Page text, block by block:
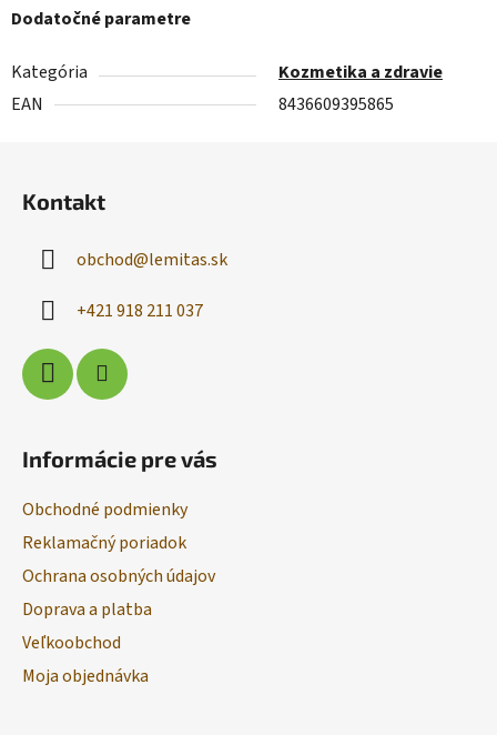
Dodatočné parametre
Kategória
Kozmetika a zdravie
EAN
8436609395865
Kontakt
obchod@lemitas.sk
+421 918 211 037
Informácie pre vás
Obchodné podmienky
Reklamačný poriadok
Ochrana osobných údajov
Doprava a platba
Veľkoobchod
Moja objednávka